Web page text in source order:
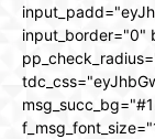
input_border="0"